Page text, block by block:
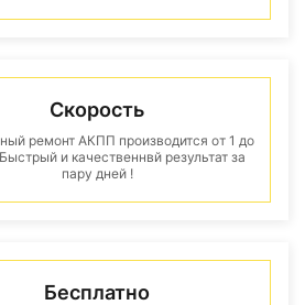
Скорость
ремонт АКПП производится от 1 до
и качественнвй результат за
пару дней !
Бесплатно